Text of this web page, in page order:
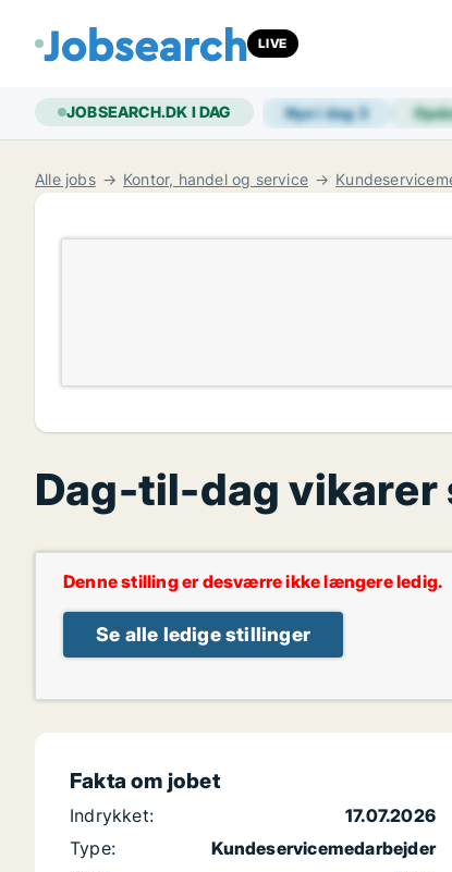
LIVE
JOBSEARCH.DK I DAG Nye i dag3
Alle jobs Kontor, handel og service
Dag-til-dag vikarer
Denne stilling er desværre ikke længere ledig.
Se alle ledige stillinger
Fakta om jobet
Indrykket:
17.07.2026
Type:
Kundeservicemedarbejder